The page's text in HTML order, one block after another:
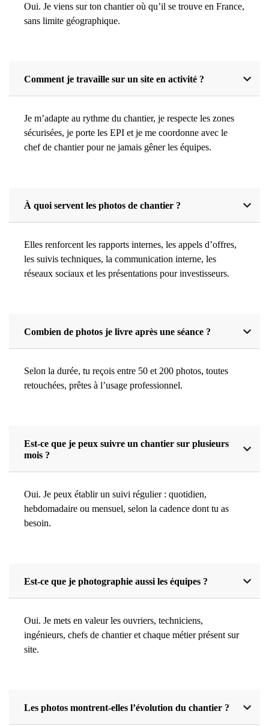
Oui. Je viens sur ton chantier où qu’il se trouve en France,
sans limite géographique.
Comment je travaille sur un site en activité ?
Je m’adapte au rythme du chantier, je respecte les zones
sécurisées, je porte les EPI et je me coordonne avec le
chef de chantier pour ne jamais gêner les équipes.
À quoi servent les photos de chantier ?
Elles renforcent les rapports internes, les appels d’offres,
les suivis techniques, la communication interne, les
réseaux sociaux et les présentations pour investisseurs.
Combien de photos je livre après une séance ?
Selon la durée, tu reçois entre 50 et 200 photos, toutes
retouchées, prêtes à l’usage professionnel.
Est-ce que je peux suivre un chantier sur plusieurs
mois ?
Oui. Je peux établir un suivi régulier : quotidien,
hebdomadaire ou mensuel, selon la cadence dont tu as
besoin.
Est-ce que je photographie aussi les équipes ?
Oui. Je mets en valeur les ouvriers, techniciens,
ingénieurs, chefs de chantier et chaque métier présent sur
site.
Les photos montrent-elles l’évolution du chantier ?